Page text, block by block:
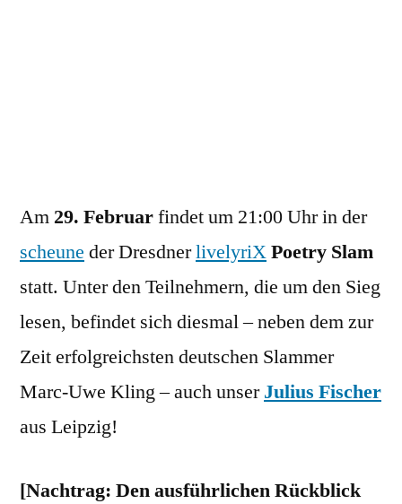
Am 29. Februarfindet um 21:00 Uhr in der
scheune der DresdnerlivelyriXPoetry Slam
statt. Unter den Teilnehmern, die um den Sieg
lesen, befindet sich diesmal – neben dem zur
Zeit erfolgreichsten deutschen Slammer
Marc-Uwe Kling – auch unserJulius Fischer
aus Leipzig!
[Nachtrag: Den ausführlichen Rückblick